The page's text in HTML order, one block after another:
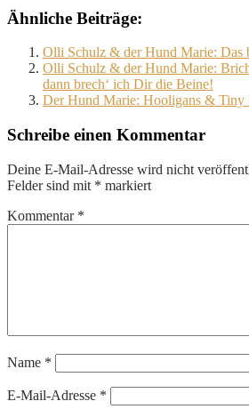
Ähnliche Beiträge:
Olli Schulz & der Hund Marie: Das
Olli Schulz & der Hund Marie:
dann brech‘ ich Dir die Beine!
Der Hund Marie: Hooligans & Tiny
Schreibe einen Kommentar
Deine E-Mail-Adresse wird nicht
Felder sind mit * markiert
Kommentar *
Name *
E-Mail-Adresse *